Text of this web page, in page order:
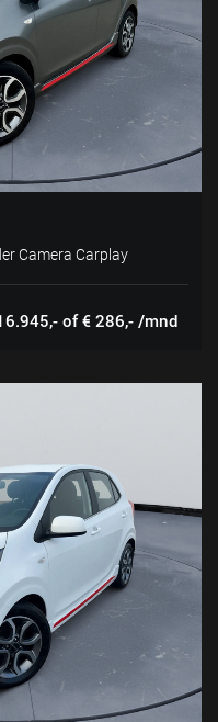
Camera Carplay
of € 286,- /mnd